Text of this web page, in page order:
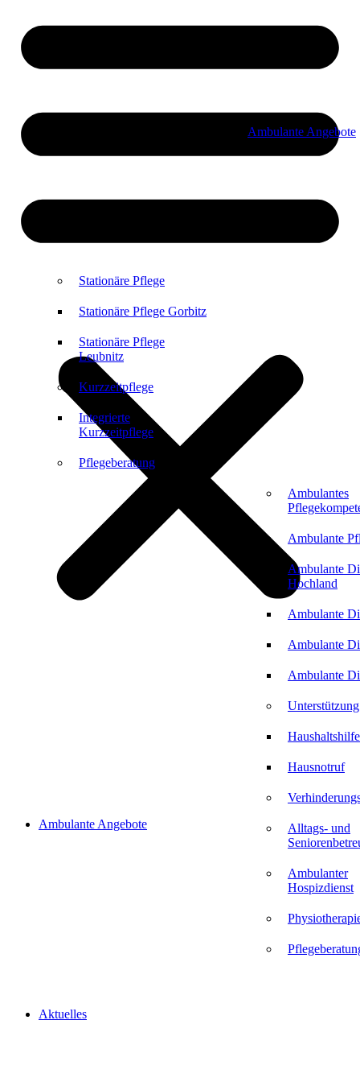
Aktuelles
Stationäre Pflege
Stationäre Pflege Gorbitz
Stationäre Pflege
Leubnitz
Kurzzeitpflege
Integrierte
Kurzzeitpflege
Pflegeberatung
Ambulante Angebote
Ambulante Angebote
Ambulantes
Ambulante
Ambulante
Hochland
Ambulante
Ambulante
Ambulante
Haushaltshilfe
Hausnotruf
Alltags- und
Ambulanter
Hospizdienst